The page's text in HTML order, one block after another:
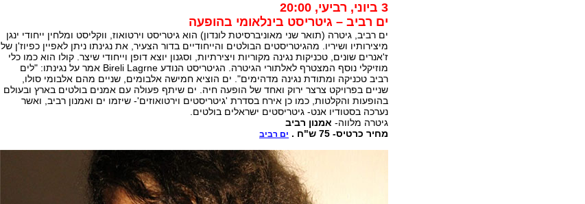
3 ביוני, רביעי, 20:00
ים רביב – גיטריסט בינלאומי בהופעה
ים רביב, גיטרה (תואר שני מאוניברסיטת לונדון) הוא גיטריסט וירטואוז, ווקליסט ומלחין ייחודי ינגן
מיצירותיו ושיריו. מהגיטריסטים הבולטים והייחודיים בדור הצעיר, את נגינתו ניתן לאפיין כפיוז'ן של
ז'אנרים שונים, טכניקות נגינה מקוריות ויצירתיות, וסגנון יוצא דופן וייחודי שיצר. קולו הוא כמו כלי
מוזיקלי נוסף המצטרף לאלתורי הגיטרה. הגיטריסט הנודע Bireli Lagrne אמר על נגינתו: "לים
רביב טכניקה ומתודת נגינה מדהימים". ים הוציא חמישה אלבומים, שניים מהם אלבומי סולו,
שניים בפרויקט צרצר ירוק ואחד של הופעה חיה. ים שיתף פעולה עם אמנים בולטים בארץ ובעולם
בהופעות והקלטות, כמו כן אירח בסדרת 'גיטריסטים וירטואוזים'- שיזמו ים ואמנון רביב, ואשר
נערכה בסטודיו אנט- גיטריסטים ישראלים בולטים.
גיטרה מלווה- אמנון רביב
מחיר כרטיס- 75 ש"ח .
ים רביב